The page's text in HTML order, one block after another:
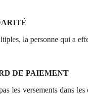
la personne qui a
DE PAIEMENT
les versements dans